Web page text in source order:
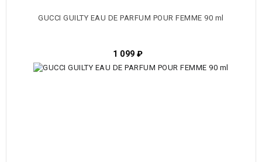
GUCCI GUILTY EAU DE PARFUM POUR FEMME 90 ml
1 099 ₽